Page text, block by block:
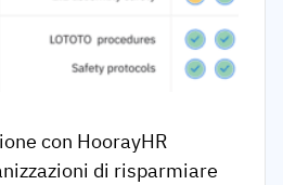
con HoorayHR
di risparmiare